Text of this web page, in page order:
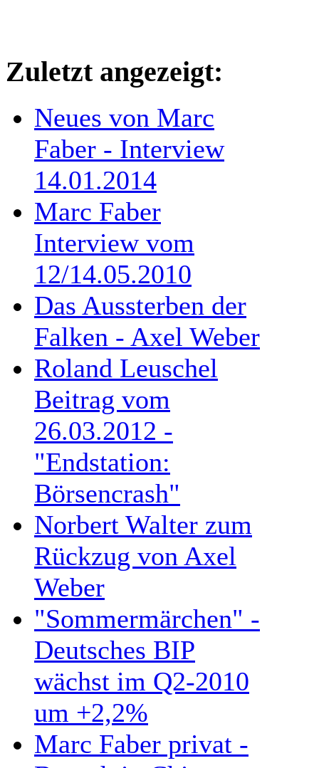
Zuletzt angezeigt:
Neues von Marc
Faber - Interview
14.01.2014
Marc Faber
Interview vom
12/14.05.2010
Das Aussterben der
Falken - Axel Weber
Roland Leuschel
Beitrag vom
26.03.2012 -
"Endstation:
Börsencrash"
Norbert Walter zum
Rückzug von Axel
Weber
"Sommermärchen" -
Deutsches BIP
wächst im Q2-2010
um +2,2%
Marc Faber privat -